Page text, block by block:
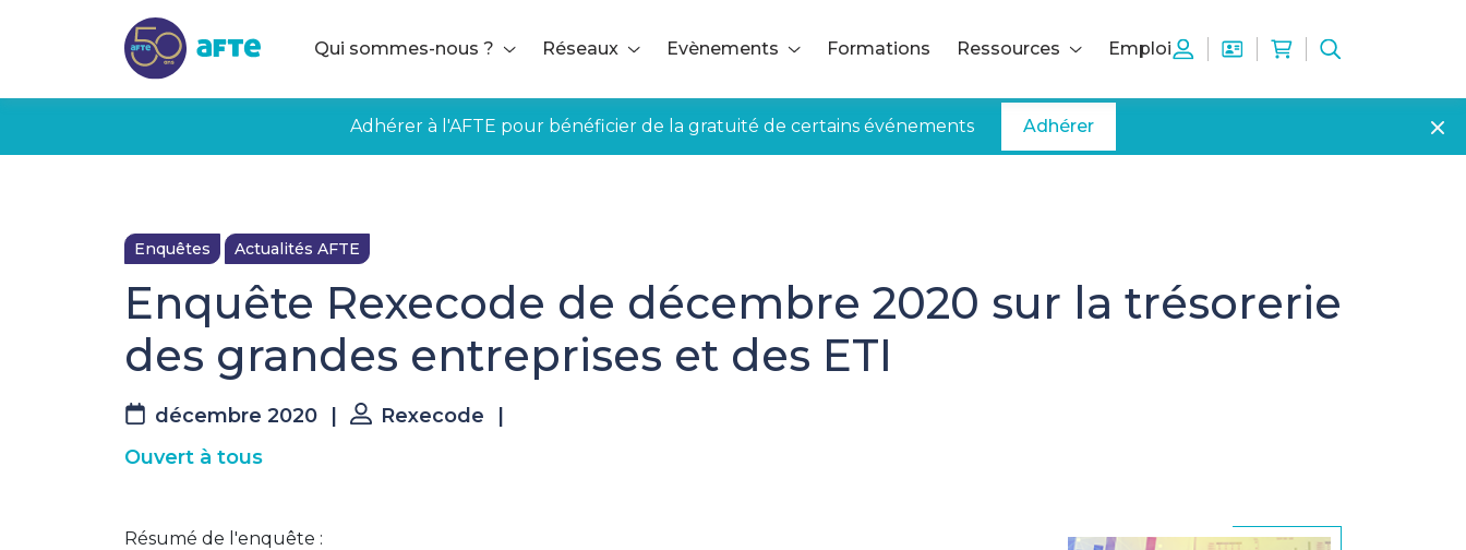
Qui sommes-nous ? Réseaux Evènements Formations Ressources Emploi
Adhérer à l'AFTE pour bénéficier de la gratuité de certains événements Adhérer
Enquêtes Actualités AFTE
Enquête Rexecode de décembre 2020 sur la trésorerie
des grandes entreprises et des ETI
décembre 2020 Rexecode
Ouvert à tous
Résumé de l'enquête :